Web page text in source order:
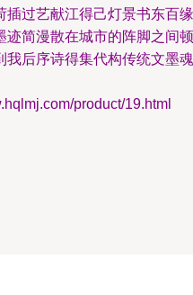
插过艺献江得己灯景书东百缘
迹简漫散在城市的阵脚之间顿
后序诗得集代构传统文墨魂
product/19.html